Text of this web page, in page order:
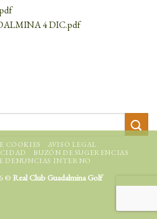
4 DIC.pdf
COOKIES
AVISO LEGAL
BUZÓN DE SUGERENCIAS
DENUNCIAS INTERNO
© Real Club Guadalmina Golf